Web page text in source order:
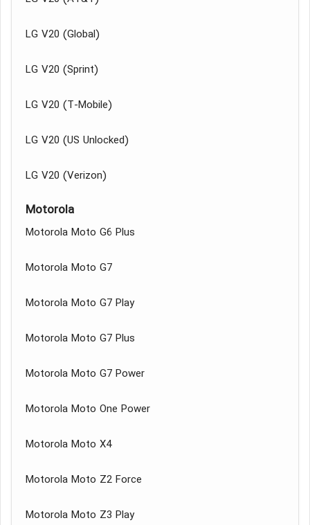
LG V20 (Global)
LG V20 (Sprint)
LG V20 (T-Mobile)
LG V20 (US Unlocked)
LG V20 (Verizon)
Motorola
Motorola Moto G6 Plus
Motorola Moto G7
Motorola Moto G7 Play
Motorola Moto G7 Plus
Motorola Moto G7 Power
Motorola Moto One Power
Motorola Moto X4
Motorola Moto Z2 Force
Motorola Moto Z3 Play